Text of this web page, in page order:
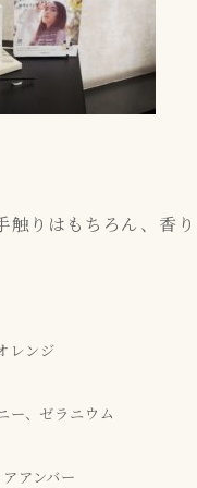
触りはもちろん、香
レンジ
ー、ゼラニウム
アンバー